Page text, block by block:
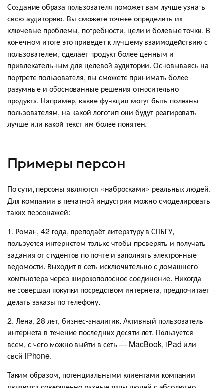
Создание образа пользователя поможет вам лучше узнать
свою аудиторию. Вы сможете точнее определить их
ключевые проблемы, потребности, цели и болевые точки. В
конечном итоге это приведет к лучшему взаимодействию с
пользователем, сделает продукт более ценным и
привлекательным для целевой аудитории. Основываясь на
портрете пользователя, вы сможете принимать более
разумные и обоснованные решения относительно
продукта. Например, какие функции могут быть полезны
пользователям, на какой логотип они будут реагировать
лучше или какой текст им более понятен.
Примеры персон
По сути, персоны являются «набросками» реальных людей.
Для компании в печатной индустрии можно смоделировать
таких персонажей:
1. Роман, 42 года, преподаёт литературу в СПБГУ,
пользуется интернетом только чтобы проверять и получать
задания от студентов по почте и заполнять электронные
ведомости. Выходит в сеть исключительно с домашнего
компьютера через широкополосное соединение. Никогда
не совершал покупки посредством интернета, предпочитает
делать заказы по телефону.
2. Лена, 28 лет, бизнес-аналитик. Активный пользователь
интернета в течение последних десяти лет. Пользуется
всем, с чего можно выйти в сеть — MacBook, iPad или
свой iPhone.
Таким образом, потенциальными клиентами компании